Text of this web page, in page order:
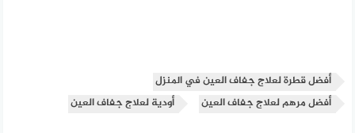
أفضل قطرة لعلاج جفاف العين في المنزل
أفضل مرهم لعلاج جفاف العين
أودية لعلاج جفاف العين